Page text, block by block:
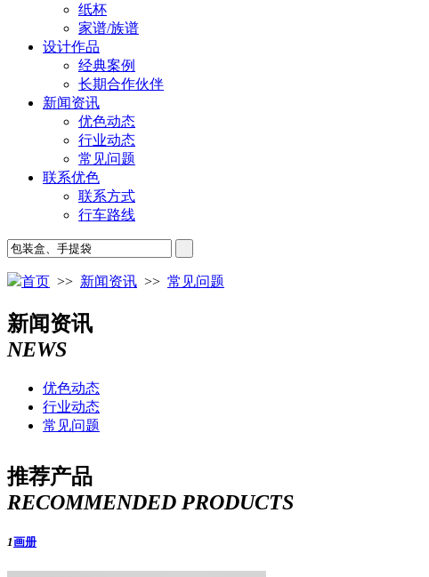
纸杯
家谱/族谱
设计作品
经典案例
长期合作伙伴
新闻资讯
优色动态
行业动态
常见问题
联系优色
联系方式
行车路线
首页 >> 新闻资讯 >> 常见问题
新闻资讯
NEWS
优色动态
行业动态
常见问题
推荐产品
RECOMMENDED PRODUCTS
1画册